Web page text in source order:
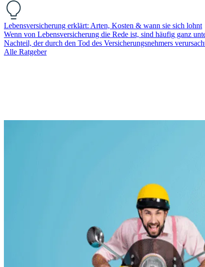
Lebensversicherung erklärt: Arten, Kosten & wann sie sich lohnt
Wenn von Lebensversicherung die Rede ist, sind häufig ganz
Nachteil, der durch den Tod des Versicherungsnehmers
Alle Ratgeber